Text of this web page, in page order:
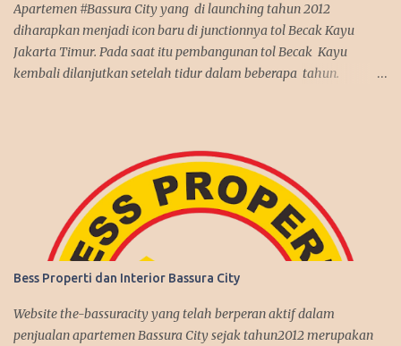
Apartemen #Bassura City yang di launching tahun 2012
diharapkan menjadi icon baru di junctionnya tol Becak Kayu
Jakarta Timur. Pada saat itu pembangunan tol Becak Kayu
kembali dilanjutkan setelah tidur dalam beberapa tahun.
penjualan apartemen Bassura City nyaris terjual habis dalam
jangka waktu 2 tahun, suatu rekor yang fantastis seperti
penjualan apartemen Kalibata City yang sebelumnya juga
dibangun oleh Synthesis Development join APG. Kenyataan itu
benar-benar terjadi, investasi di Bassura City melebihi ekspektasi
pembeli. Harga jual di second market memberikan capital gain
yang menguntungkan. Disamping itu, tingkat hunian juga cukup
tinggi dengan rate sewa yang bersaing. Secara umum, investasi di
Bassura City memberikan keuntungan positif bagi pemilik
Bess Properti dan Interior Bassura City
Website the-bassuracity yang telah berperan aktif dalam
penjualan apartemen Bassura City sejak tahun2012 merupakan